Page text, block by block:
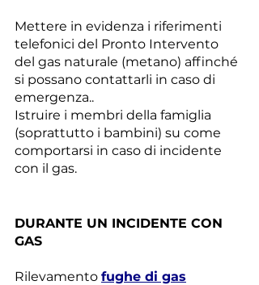
Mettere in evidenza i riferimenti
telefonici del Pronto Intervento
del gas naturale (metano) affinché
si possano contattarli in caso di
emergenza..
Istruire i membri della famiglia
(soprattutto i bambini) su come
comportarsi in caso di incidente
con il gas.
DURANTE UN INCIDENTE CON
GAS
Rilevamento fughe di gas